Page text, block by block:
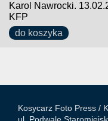
Karol Nawrocki.
KFP
do koszyka
Kosycarz Foto Press /